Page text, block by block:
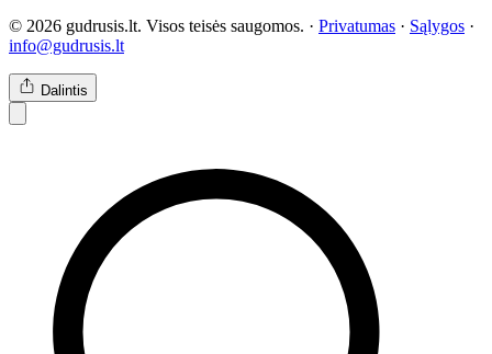
© 2026 gudrusis.lt. Visos teisės saugomos. · Privatumas · Sąlygos ·
info@gudrusis.lt
Dalintis